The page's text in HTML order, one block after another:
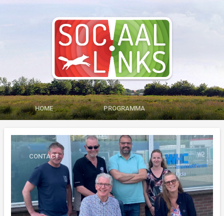
HOME PROGRAMMA
CONTACT